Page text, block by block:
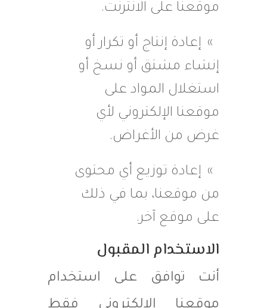
موقعنا على الانترنت.
إعادة إنتاج أو تكرار أو
إنشاء مشتق أو نسخ أو
استغلال المواد على
موقعنا الإلكتروني لأي
غرض من الأغراض.
إعادة توزيع أي محتوى
من موقعنا، بما في ذلك
على موقع آخر.
الاستخدام المقبول
أنت توافق على استخدام